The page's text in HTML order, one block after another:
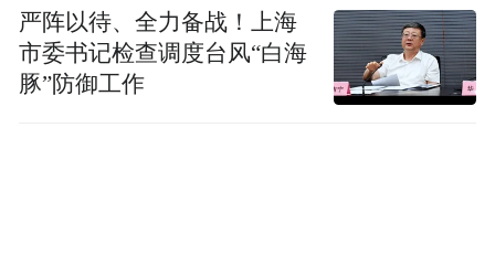
严阵以待、全力备战！上海
市委书记检查调度台风“白海
豚”防御工作